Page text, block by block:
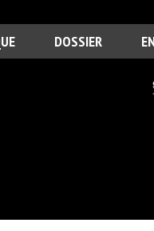
DOSSIER